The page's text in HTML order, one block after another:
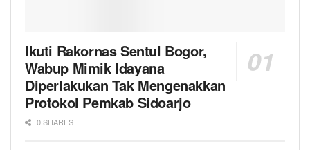
Ikuti Rakornas Sentul Bogor,
Wabup Mimik Idayana
Diperlakukan Tak Mengenakkan
Protokol Pemkab Sidoarjo
0 SHARES